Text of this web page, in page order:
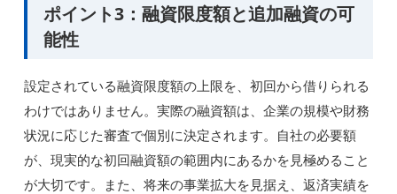
ポイント3：融資限度額と追加融資の可
能性
設定されている融資限度額の上限を、初回から借りられる
わけではありません。実際の融資額は、企業の規模や財務
状況に応じた審査で個別に決定されます。自社の必要額
が、現実的な初回融資額の範囲内にあるかを見極めること
が大切です。また、将来の事業拡大を見据え、返済実績を